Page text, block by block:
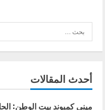
للبيع
أرقى
المناطق
عن:
أحدث المقالات
ميني كمبوند بيت الوطن: